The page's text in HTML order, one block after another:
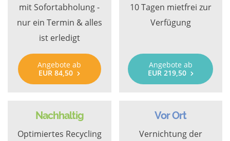
mit Sofortabholung -
nur ein Termin & alles
ist erledigt
Angebote ab
EUR 84,50
10 Tagen mietfrei zur
Verfügung
Angebote ab
EUR 219,50
Nachhaltig
Optimiertes Recycling
Vor Ort
Vernichtung der